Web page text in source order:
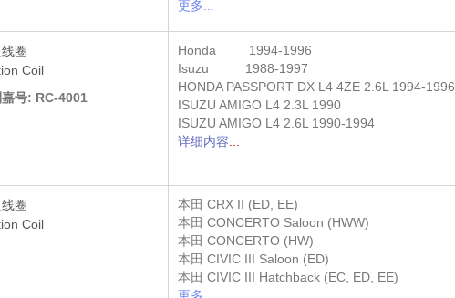
更多...
圈
Coil
号: RC-4001
Honda 1994-1996
Isuzu 1988-1997
HONDA PASSPORT DX L4 4ZE 2.6L 1994-1996
ISUZU AMIGO L4 2.3L 1990
ISUZU AMIGO L4 2.6L 1990-1994
详细内容
圈
Coil
本田 CRX II (ED, EE)
本田 CONCERTO Saloon (HWW)
本田 CONCERTO (HW)
本田 CIVIC III Saloon (ED)
本田 CIVIC III Hatchback (EC, ED, EE)